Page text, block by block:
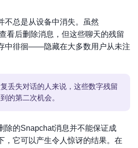
不总是从设备中消失。虽然
看后删除消息，但这些聊天的残留
中徘徊——隐藏在大多数用户从未注
丢失对话的人来说，这些数字残留
的第二次机会。
除的Snapchat消息并不能保证成
，它可以产生令人惊讶的结果。在